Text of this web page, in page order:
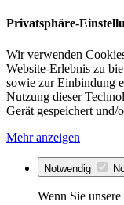
Privatsphäre-
Wir verwenden
Website-Erlebnis zu
sowie zur Einbindung
Nutzung dieser
Gerät gespeichert und/
Mehr anzeigen
Notwendig
Wenn Sie